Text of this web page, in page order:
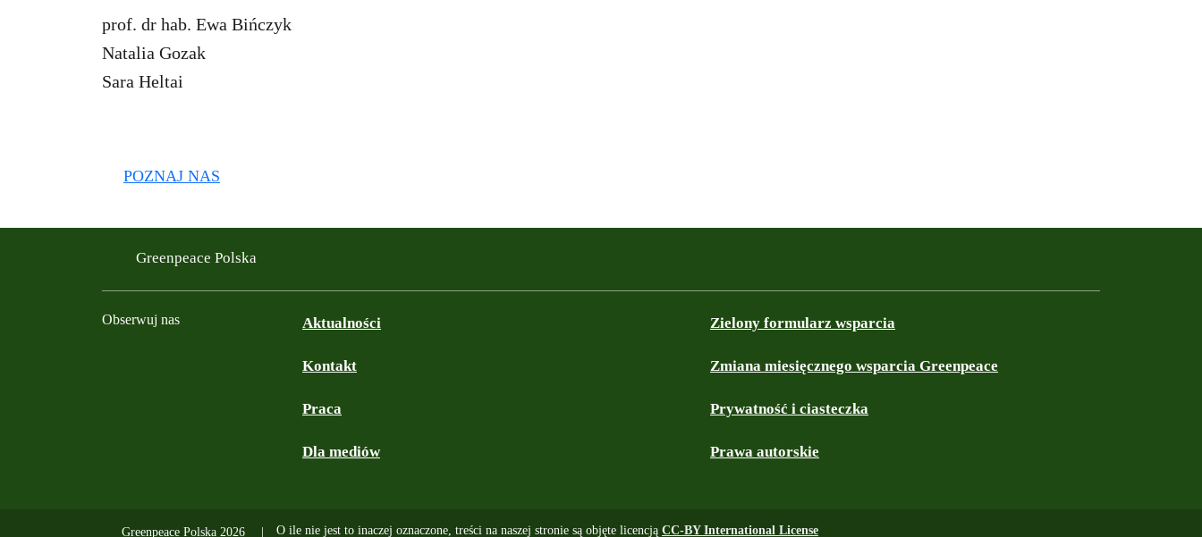
prof. dr hab. Ewa Bińczyk
Natalia Gozak
Sara Heltai
POZNAJ NAS
Greenpeace Polska
Obserwuj nas Aktualności
Kontakt
Praca
Dla mediów
Zielony formularz wsparcia
Zmiana miesięcznego wsparcia Greenpeace
Prywatność i ciasteczka
Prawa autorskie
Greenpeace Polska 2026 O ile nie jest to inaczej oznaczone, treści na naszej stronie są objęte licencją CC-BY International License